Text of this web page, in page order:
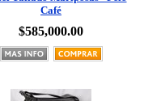
$585,000.00